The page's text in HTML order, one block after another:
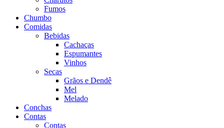
Fumos
Chumbo
Comidas
Bebidas
Cachaças
Espumantes
Vinhos
Secas
Grãos e Dendê
Mel
Melado
Conchas
Contas
Contas